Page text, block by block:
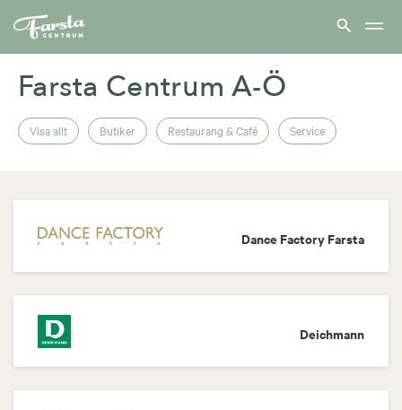
Farsta
hem
Farsta Centrum A-Ö
Visa allt Butiker Restaurang & Café Service
Dance Factory Farsta
Deichmann